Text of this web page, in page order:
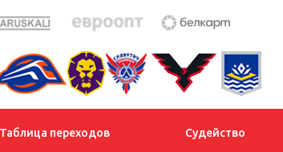
Таблица переходов Судейство